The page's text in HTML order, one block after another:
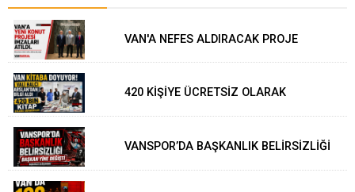
VAN'A NEFES ALDIRACAK PROJE
420 KİŞİYE ÜCRETSİZ OLARAK
VANSPOR’DA BAŞKANLIK BELİRSİZLİĞİ